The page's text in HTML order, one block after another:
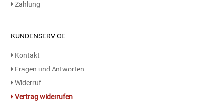
Zahlung
KUNDENSERVICE
Kontakt
Fragen und Antworten
Widerruf
Vertrag widerrufen